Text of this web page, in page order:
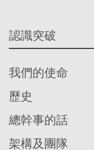
認識突破
我們的使命
歷史
總幹事的話
架構及團隊